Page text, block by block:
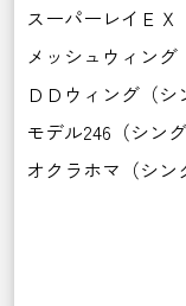
スーパーレイＥＸ
メッシュウィング
ＤＤウィング（シ
モデル246（シン
オクラホマ（シン